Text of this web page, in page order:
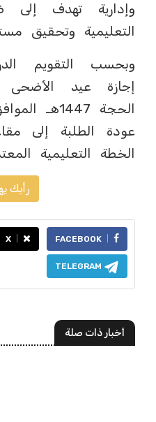
وإدارية تهدف إلى
التعليمية وتحقيق
وبحسب التقويم
عودة الطلبة إلى
الخطة التعليمية
رأيك
FACEBOOK
X
TELEGRAM
أخبار ذات صلة